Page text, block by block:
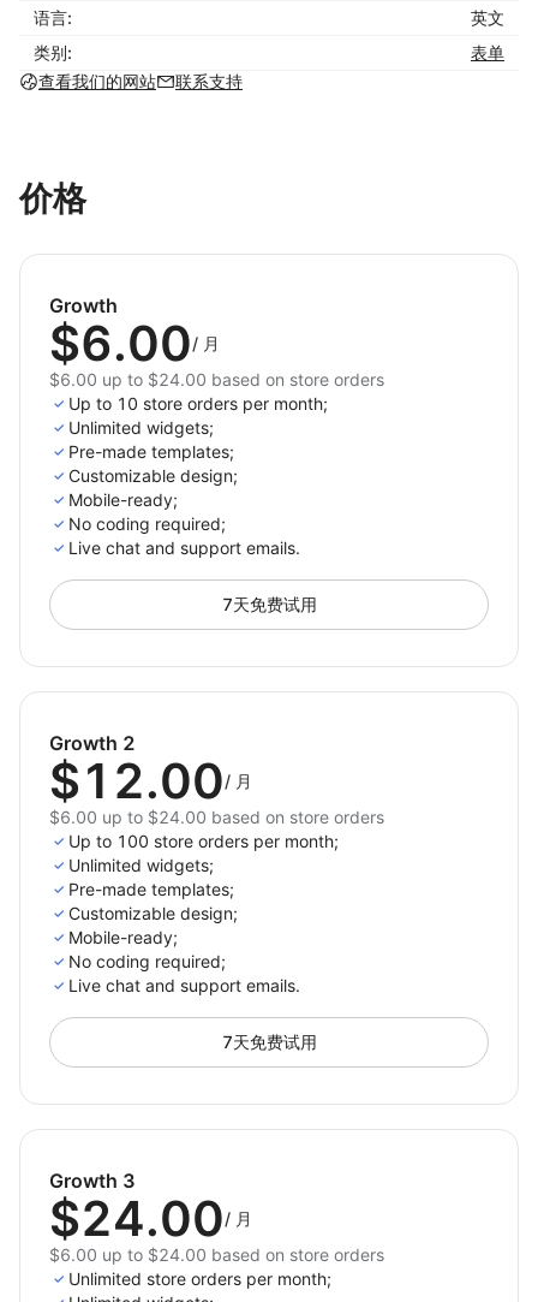
No coding knowledge needed — start collecting
feedback instantly.
Increase engagement with fun, emoji-based
Ensure seamless feedback collection across all
valuable insights fun and engaging with the Emoji
Request Feedback and Reviews app for Shoplazza
today!
语言:
英文
类别:
表单
查看我们的网站
联系支持
价格
Growth
$6.00/ 月
$6.00 up to $24.00 based on store orders
Up to 10 store orders per month;
Unlimited widgets;
Pre-made templates;
Customizable design;
Mobile-ready;
No coding required;
Live chat and support emails.
7天免费试用
Growth 2
$12.00/ 月
$6.00 up to $24.00 based on store orders
Up to 100 store orders per month;
Unlimited widgets;
Pre-made templates;
Customizable design;
Mobile-ready;
No coding required;
Live chat and support emails.
7天免费试用
Growth 3
$24.00/ 月
$6.00 up to $24.00 based on store orders
Unlimited store orders per month;